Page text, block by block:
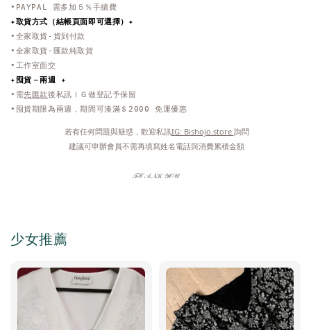
•PAYPAL 需多加５％手續費
✦取貨方式 （結帳頁面即可選擇） ✦
•全家取貨-貨到付款
•全家取貨-匯款純取貨
•工作室面交
✦ 囤貨－兩週 ✦
•需先匯款後私訊ＩＧ做登記予保留
•囤貨期限為兩週，期間可湊滿＄2000 免運優惠
若有任何問題與疑惑，歡迎私訊IG: Bishojo.store 詢問
建議可申辦會員不需再填寫姓名電話與消費累積金額
𝒯ℋ𝒜𝒩𝒦 𝒴𝒪𝒰
少女推薦